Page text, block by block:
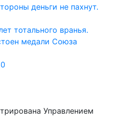
деньги не пахнут.
тотального вранья.
медали Союза
Управлением